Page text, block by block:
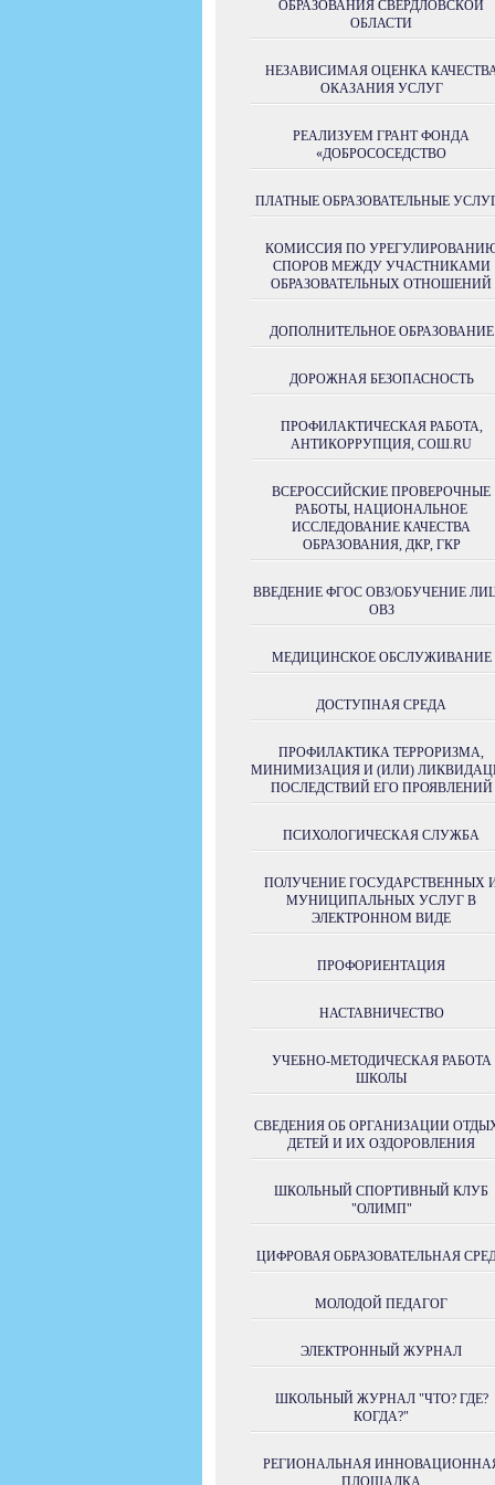
ОБРАЗОВАНИЯ СВЕРДЛОВСКОЙ
ОБЛАСТИ
НЕЗАВИСИМАЯ ОЦЕНКА
ОКАЗАНИЯ УСЛУГ
РЕАЛИЗУЕМ ГРАНТ ФОНДА
«ДОБРОСОСЕДСТВО
ПЛАТНЫЕ ОБРАЗОВАТЕЛЬНЫЕ
КОМИССИЯ ПО
СПОРОВ МЕЖДУ УЧАСТНИКАМИ
ОБРАЗОВАТЕЛЬНЫХ ОТНОШЕНИЙ
ДОПОЛНИТЕЛЬНОЕ ОБРАЗОВАНИЕ
ДОРОЖНАЯ БЕЗОПАСНОСТЬ
ПРОФИЛАКТИЧЕСКАЯ РАБОТА,
АНТИКОРРУПЦИЯ, СОШ.RU
ВСЕРОССИЙСКИЕ ПРОВЕРОЧНЫЕ
РАБОТЫ, НАЦИОНАЛЬНОЕ
ИССЛЕДОВАНИЕ КАЧЕСТВА
ОБРАЗОВАНИЯ, ДКР, ГКР
ВВЕДЕНИЕ ФГОС ОВЗ/ОБУЧЕНИЕ
ОВЗ
МЕДИЦИНСКОЕ ОБСЛУЖИВАНИЕ
ДОСТУПНАЯ СРЕДА
ПРОФИЛАКТИКА ТЕРРОРИЗМА,
МИНИМИЗАЦИЯ И (ИЛИ)
ПОСЛЕДСТВИЙ ЕГО ПРОЯВЛЕНИЙ
ПСИХОЛОГИЧЕСКАЯ СЛУЖБА
ПОЛУЧЕНИE ГОСУДАРСТВЕННЫХ
МУНИЦИПАЛЬНЫХ УСЛУГ В
ЭЛЕКТРОННОМ ВИДЕ
ПРОФОРИЕНТАЦИЯ
НАСТАВНИЧЕСТВО
УЧЕБНО-МЕТОДИЧЕСКАЯ РАБОТА
ШКОЛЫ
СВЕДЕНИЯ ОБ ОРГАНИЗАЦИИ
ДЕТЕЙ И ИХ ОЗДОРОВЛЕНИЯ
ШКОЛЬНЫЙ СПОРТИВНЫЙ КЛУБ
"ОЛИМП"
ЦИФРОВАЯ ОБРАЗОВАТЕЛЬНАЯ
МОЛОДОЙ ПЕДАГОГ
ЭЛЕКТРОННЫЙ ЖУРНАЛ
ШКОЛЬНЫЙ ЖУРНАЛ "ЧТО? ГДЕ?
КОГДА?"
РЕГИОНАЛЬНАЯ
ПЛОЩАДКА